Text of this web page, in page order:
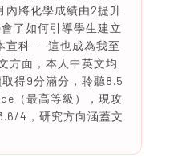
內將化學成績由2提升
了如何引導學生建立
宣科——這也成為我至
方面，本人中英文均
得9分滿分，聆聽8.5
（最高等級），現攻
4，研究方向涵蓋文